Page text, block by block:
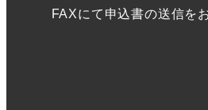
FAXにて申込書の送信を